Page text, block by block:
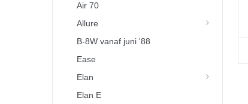
Air 70
Allure
B-8W vanaf juni '88
Ease
Elan
Elan E